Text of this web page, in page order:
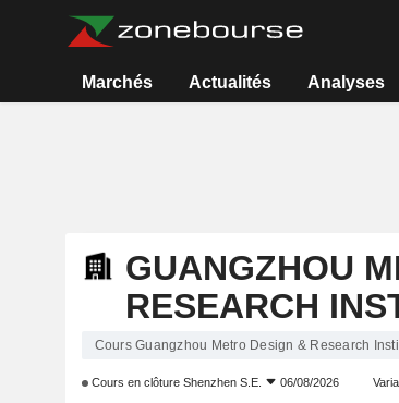
Marchés Actualités Analyses
GUANGZHOU
RESEARCH
Cours Guangzhou Metro Design & Research
Cours en clôture Shenzhen S.E. 06/08/2026